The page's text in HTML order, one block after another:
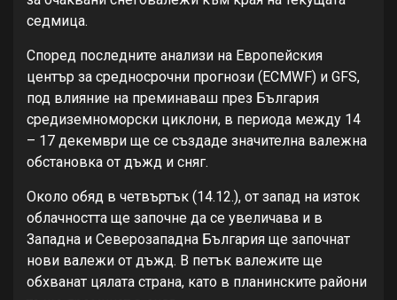
седмица.
Според последните анализи на Европейския
център за средносрочни прогнози (ECMWF) и GFS,
под влияние на преминаваш през България
средиземноморски циклони, в периода между 14
– 17 декември ще се създаде значителна валежна
обстановка от дъжд и сняг.
Около обяд в четвъртък (14.12.), от запад на изток
облачността ще започне да се увеличава и в
Западна и Северозападна България ще започнат
нови валежи от дъжд. В петък валежите ще
обхванат цялата страна, като в планинските райони